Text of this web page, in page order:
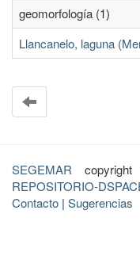
geomorfología (1)
Llancanelo, laguna
SEGEMAR
REPOSITORIO-
Contacto | Sugerencias